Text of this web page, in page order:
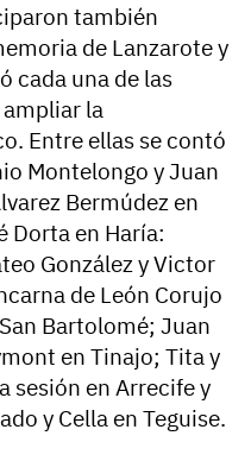
también
de Lanzarote y
cada una de las
la
Entre ellas se contó
Montelongo y Juan
Bermúdez en
Dorta en Haría:
González y Victor
de León Corujo
Bartolomé; Juan
en Tinajo; Tita y
sesión en Arrecife y
y Cella en Teguise.